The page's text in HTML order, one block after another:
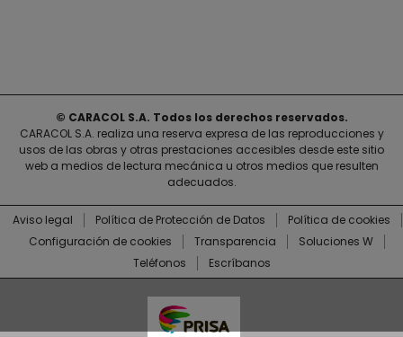
© CARACOL S.A. Todos los derechos reservados.
CARACOL S.A. realiza una reserva expresa de las reproducciones y
usos de las obras y otras prestaciones accesibles desde este sitio
web a medios de lectura mecánica u otros medios que resulten
adecuados.
Aviso legal Política de Protección de Datos
Política de cookies
Configuración de cookies
Transparencia
Soluciones W
Teléfonos
Escríbanos